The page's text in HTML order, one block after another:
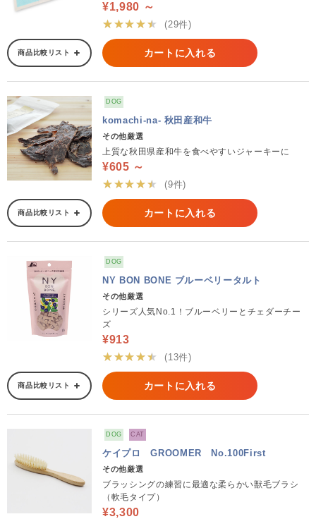
¥1,980 ～
★★★★★
(29件)
商品比較リスト カートに入れる
DOG
komachi-na- 秋田産和牛
その他厳選
上質な秋田県産和牛を食べやすいジャーキーに
¥605 ～
★★★★★
(9件)
商品比較リスト カートに入れる
DOG
NY BON BONE ブルーベリータルト
その他厳選
シリーズ人気No.1！ブルーベリーとチェダーチー
ズ
¥913
★★★★★
(13件)
商品比較リスト カートに入れる
DOG CAT
ケイプロ GROOMER No.100First
その他厳選
ブラッシングの練習に最適な柔らかい獣毛ブラシ
（軟毛タイプ）
¥3,300